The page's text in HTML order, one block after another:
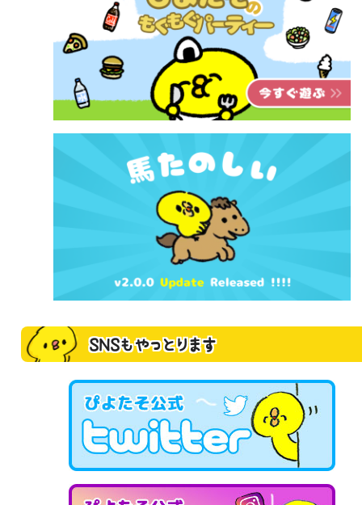
SNSもやっとります